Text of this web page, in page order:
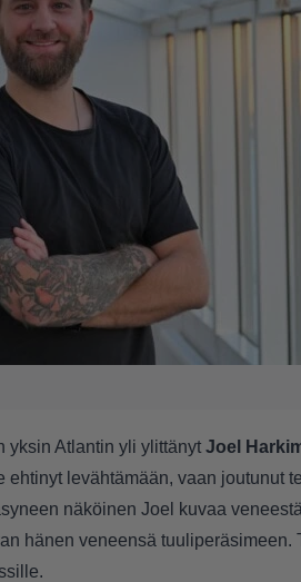
yksin Atlantin yli ylittänyt Joel
levähtämään, vaan joutunut
näköinen Joel kuvaa
hänen veneensä tuuliperäsimeen.